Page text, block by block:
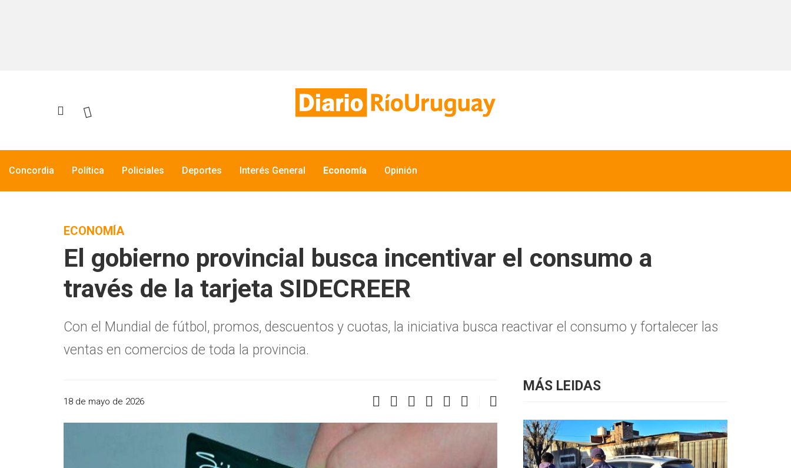
Concordia Política Policiales Deportes Interés General Economía Opinión
ECONOMÍA
El gobierno provincial busca incentivar el consumo a
través de la tarjeta SIDECREER
Con el Mundial de fútbol, promos, descuentos y cuotas, la iniciativa busca reactivar el consumo y fortalecer las
ventas en comercios de toda la provincia.
18 de mayo de 2026
MÁS LEIDAS